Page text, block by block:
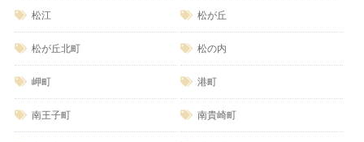
松江 松が丘
松が丘北町 松の内
岬町 港町
南王子町 南貴崎町